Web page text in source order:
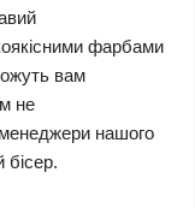
фарбами
вам
не
нашого
бісер.